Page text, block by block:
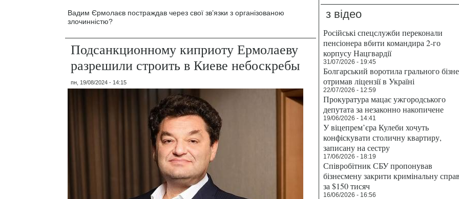
Вадим Єрмолаєв постраждав через свої зв’язки з організованою
злочинністю?
Подсанкционному киприоту Ермолаеву
разрешили строить в Киеве небоскребы
пн, 19/08/2024 - 14:15
з відео
Російські спецслужби переконали
пенсіонера вбити командира 2-го
корпусу Нацгвардії
31/07/2026 - 19:45
Болгарський воротила грального
отримав ліцензії в Україні
22/07/2026 - 12:59
Прокуратура мацає ужгородського
депутата за незаконно накопичене
19/06/2026 - 14:41
У віцепрем’єра Кулеби хочуть
конфіскувати столичну квартиру,
записану на сестру
17/06/2026 - 18:19
Співробітник СБУ пропонував
бізнесмену закрити кримінальну
за $150 тисяч
16/06/2026 - 16:56